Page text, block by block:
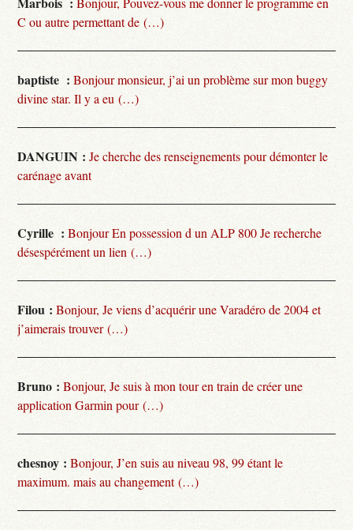
C ou autre permettant de (…)
baptiste : Bonjour monsieur, j’ai un problème sur mon buggy
divine star. Il y a eu (…)
DANGUIN : Je cherche des renseignements pour démonter le
carénage avant
Cyrille : Bonjour En possession d un ALP 800 Je recherche
désespérément un lien (…)
Filou : Bonjour, Je viens d’acquérir une Varadéro de 2004 et
j’aimerais trouver (…)
Bruno : Bonjour, Je suis à mon tour en train de créer une
application Garmin pour (…)
chesnoy : Bonjour, J’en suis au niveau 98, 99 étant le
maximum. mais au changement (…)